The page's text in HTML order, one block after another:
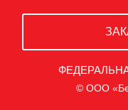
© ООО